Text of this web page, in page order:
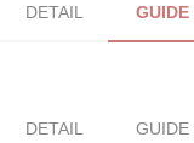
DETAIL GUIDE
DETAIL GUIDE